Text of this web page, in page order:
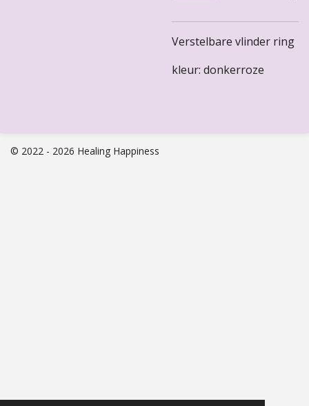
Verstelbare vlinder ring
kleur: donkerroze
© 2022 - 2026 Healing Happiness